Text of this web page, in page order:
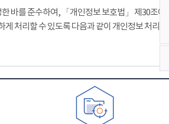
바를 준수하여, 「개인정보 보호법」 제30조에
처리할 수 있도록 다음과 같이 개인정보 처리